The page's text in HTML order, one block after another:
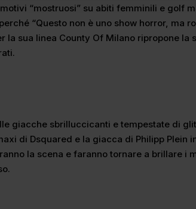
“mostruosi” su abiti femminili e golf
“Questo non è uno show horror, ma
la sua linea County Of Milano ripropone la
giacche sbrilluccicanti e tempestate di
di Dsquared e la giacca di Philipp Plein
la scena e faranno tornare a brillare i